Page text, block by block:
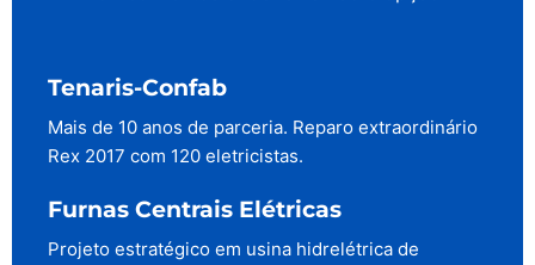
Tenaris-Confab
Mais de 10 anos de parceria. Reparo extraordinário
Rex 2017 com 120 eletricistas.
Furnas Centrais Elétricas
Projeto estratégico em usina hidrelétrica de